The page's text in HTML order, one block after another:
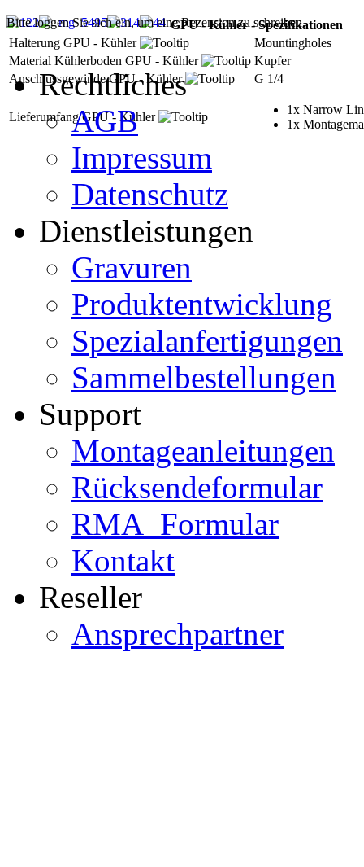
GPU - Kühler - Spezifikationen
Halterung GPU - Kühler
Mountingholes
Material Kühlerboden GPU - Kühler
Kupfer
Anschlussgewinde GPU - Kühler
G 1/4
Lieferumfang GPU - Kühler
1x Narrow
1x
Bitte loggen Sie sich ein, um eine Rezension zu schreiben.
Rechtliches
AGB
Impressum
Datenschutz
Dienstleistungen
Gravuren
Produktentwicklung
Spezialanfertigungen
Sammelbestellungen
Support
Montageanleitungen
Rücksendeformular
RMA_Formular
Kontakt
Reseller
Ansprechpartner